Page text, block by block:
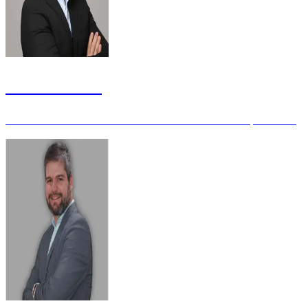
Vinicius Sena